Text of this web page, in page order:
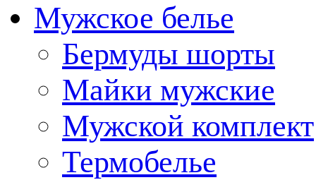
Мужское белье
Бермуды шорты
Майки мужские
Мужской комплект
Термобелье